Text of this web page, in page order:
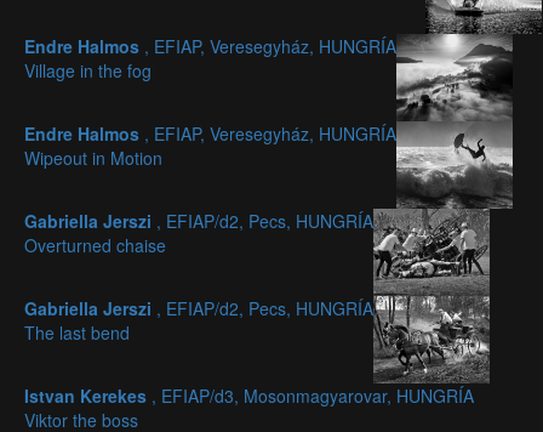
Endre Halmos , EFIAP, Veresegyház, HUNGRÍA
Village in the fog
Endre Halmos , EFIAP, Veresegyház, HUNGRÍA
Wipeout in Motion
Gabriella Jerszi , EFIAP/d2, Pecs, HUNGRÍA
Overturned chaise
Gabriella Jerszi , EFIAP/d2, Pecs, HUNGRÍA
The last bend
Istvan Kerekes , EFIAP/d3, Mosonmagyarovar, HUNGRÍA
Viktor the boss